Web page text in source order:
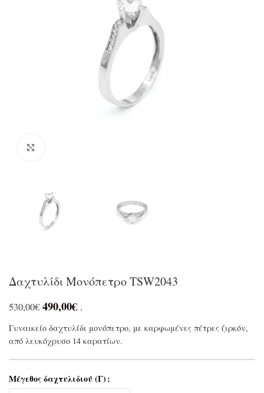
Δαχτυλίδι Μονόπετρο TSW2043
530,00€ 490,00€ .
Γυναικείο δαχτυλίδι μονόπετρο, με καρφωμένες πέτρες ζιρκόν,
από λευκόχρυσο 14 καρατίων.
Μέγεθος δαχτυλιδιού (Γ)